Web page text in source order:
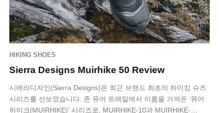
HIKING SHOES
Sierra Designs Muirhike 50 Review
시에라디자인(Sierra Designs)은 최근 브랜드 최초의 하이킹 슈즈
시리즈를 선보였습니다. 존 뮤어 트레일에서 이름을 가져온 ‘뮤어
하이크(MUIRHIKE)’ 시리즈로, MUIRHIKE-10과 MUIRHIKE-…